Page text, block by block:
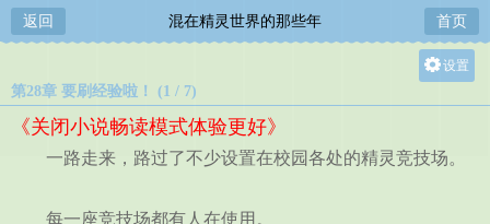
返回 混在精灵世界的那些年 首页
设置
中
第28章 要刷经验啦！ (1 / 7)
《关闭小说畅读模式体验更好》
一路走来，路过了不少设置在校园各处的精灵竞技场。
每一座竞技场都有人在使用。